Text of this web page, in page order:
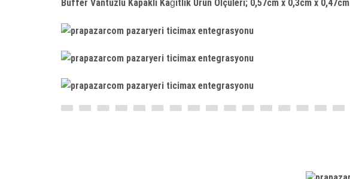
Buffer Vantuzlu Kapaklı Kağıtlık Ürün Ölçüleri; 0,57cm x 0,3cm x 0,47cm